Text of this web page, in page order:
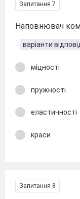
Запитання 7
Наповнювач
варіанти
міцності
пружності
еластичності
краси
Запитання 8